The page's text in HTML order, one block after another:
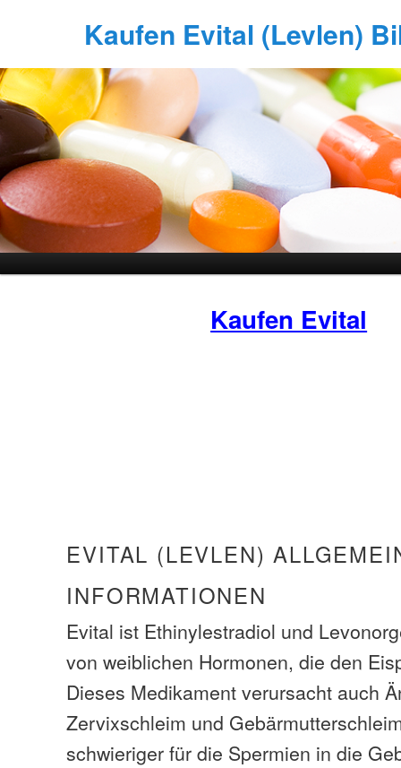
Kaufen Evital (Levlen)
Kaufen Evital
EVITAL (LEVLEN)
INFORMATIONEN
Evital ist Ethinylestradiol und
von weiblichen Hormonen, die den
Dieses Medikament verursacht auch
Zervixschleim und
schwieriger für die Spermien in die